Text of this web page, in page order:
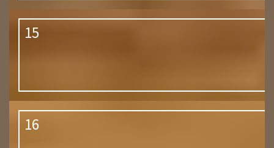
15
16